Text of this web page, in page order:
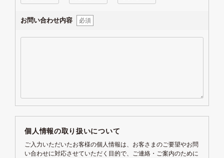
お問い合わせ内容 必須
個人情報の取り扱いについて
ご入力いただいたお客様の個人情報は、お客さまのご要望やお問
い合わせに対応させていただく目的で、ご連絡・ご案内のために